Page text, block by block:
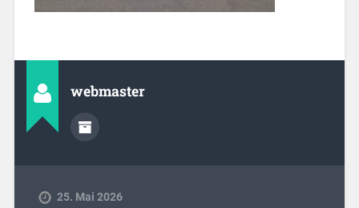
webmaster
25. Mai 2026